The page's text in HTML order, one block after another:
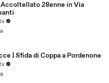
Accoltellato 28enne in Via
US Lecce | Sfida di Coppa a Pordenone